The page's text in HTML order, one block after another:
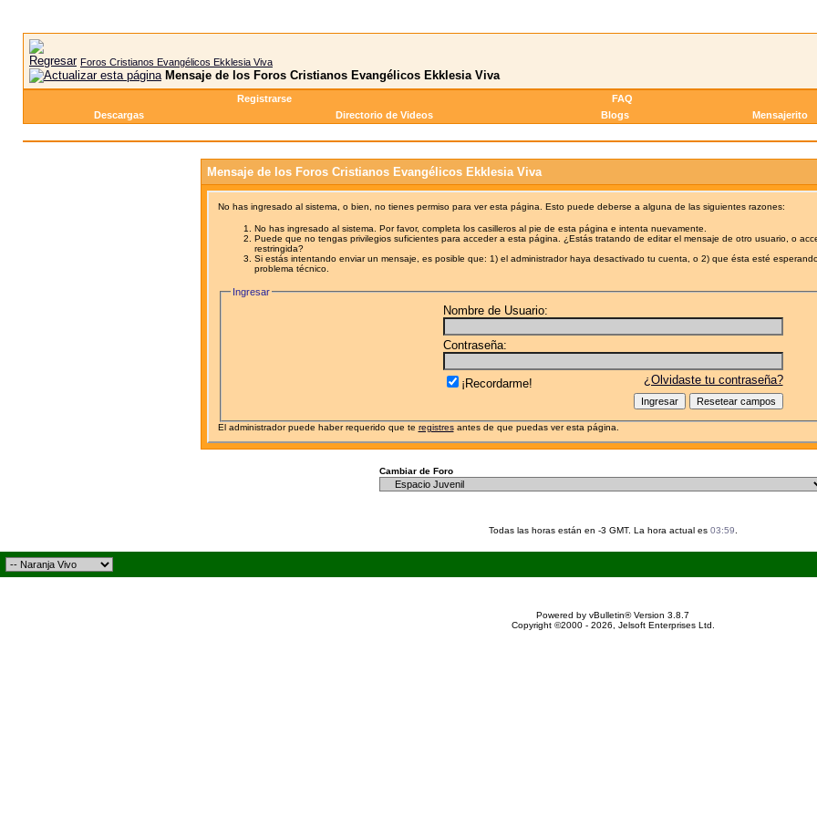
Foros Cristianos Evangélicos Ekklesia Viva
Mensaje de los Foros Cristianos Evangélicos Ekklesia Viva
Registrarse FAQ
Descargas
Directorio de Videos Blogs Mensajerito
Mensaje de los Foros Cristianos Evangélicos Ekklesia Viva
No has ingresado al sistema, o bien, no tienes permiso para ver esta página. Esto puede deberse a alguna de las siguientes razones:
No has ingresado al sistema. Por favor, completa los casilleros al pie de esta página e intenta nuevamente.
Puede que no tengas privilegios suficientes para acceder a esta página. ¿Estás tratando de editar el mensaje de otro usuario, o
restringida?
Si estás intentando enviar un mensaje, es posible que: 1) el administrador haya desactivado tu cuenta, o 2) que ésta esté
problema técnico.
Ingresar
Nombre de Usuario:
Contraseña:
¿Olvidaste tu contraseña?
¡Recordarme!
El administrador puede haber requerido que te registresantes de que puedas ver esta página.
Cambiar de Foro
Todas las horas están en -3 GMT. La hora actual es 03:59
Powered by vBulletin® Version 3.8.7
Copyright ©2000 - 2026, Jelsoft Enterprises Ltd.